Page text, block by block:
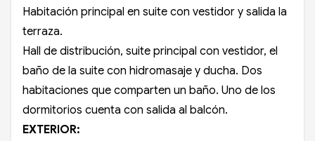
Habitación principal en suite con vestidor y salida la
terraza.
Hall de distribución, suite principal con vestidor, el
baño de la suite con hidromasaje y ducha. Dos
habitaciones que comparten un baño. Uno de los
dormitorios cuenta con salida al balcón.
EXTERIOR: